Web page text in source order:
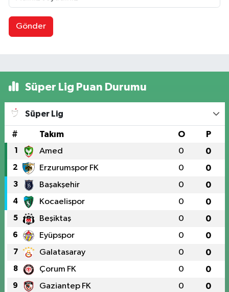
Gönder
Süper Lig Puan Durumu
Süper Lig
# Takım O P
1 Amed 0 0
2 Erzurumspor FK 0 0
3 Başakşehir 0 0
4 Kocaelispor 0 0
5 Beşiktaş 0 0
6 Eyüpspor 0 0
7 Galatasaray 0 0
8 Çorum FK 0 0
9 Gaziantep FK 0 0